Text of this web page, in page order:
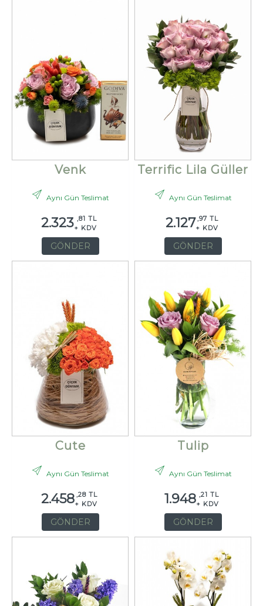
Venk
Aynı Gün Teslimat
2.323 ,81 TL
+ KDV
GÖNDER
Terrific Lila Güller
Aynı Gün Teslimat
2.127 ,97 TL
+ KDV
GÖNDER
Cute
Aynı Gün Teslimat
2.458 ,28 TL
+ KDV
GÖNDER
Tulip
Aynı Gün Teslimat
1.948 ,21 TL
+ KDV
GÖNDER